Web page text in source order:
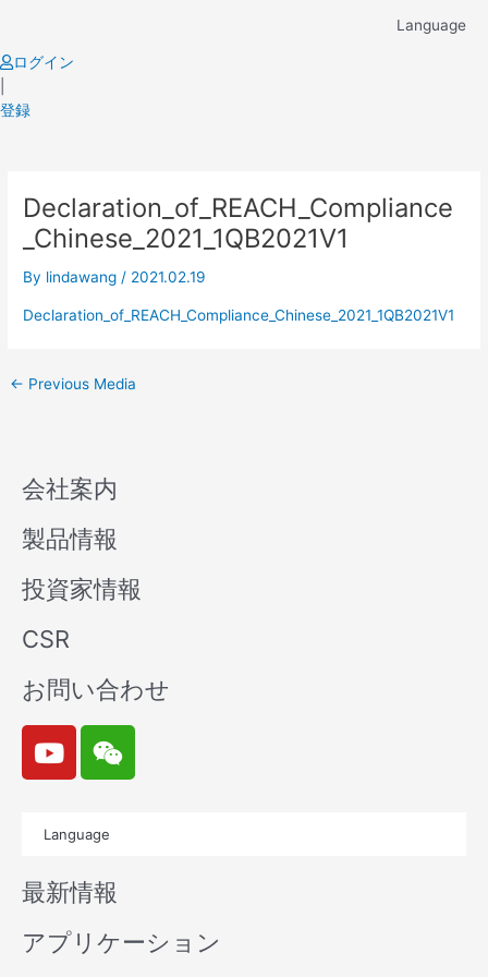
content
Language
ログイン
登録
Declaration_of_REACH_Compliance
_Chinese_2021_1QB2021V1
By lindawang / 2021.02.19
Declaration_of_REACH_Compliance_Chinese_2021_1QB2021V1
navigation
← Previous Media
会社案内
製品情報
投資家情報
CSR
お問い合わせ
Y
o
u
b
e
W
e
i
n
Language
最新情報
アプリケーション